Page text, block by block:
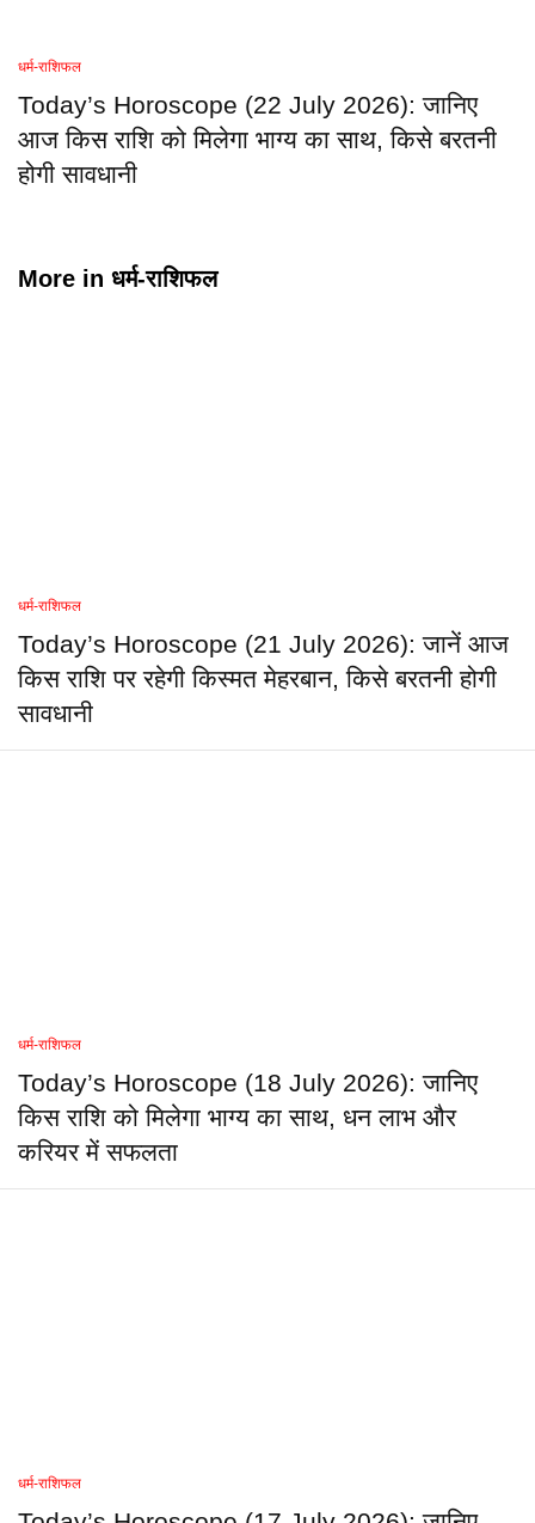
धर्म-राशिफल
Today’s Horoscope (22 July 2026): जानिए
आज किस राशि को मिलेगा भाग्य का साथ, किसे बरतनी
होगी सावधानी
More in धर्म-राशिफल
धर्म-राशिफल
Today’s Horoscope (21 July 2026): जानें आज
किस राशि पर रहेगी किस्मत मेहरबान, किसे बरतनी होगी
सावधानी
धर्म-राशिफल
Today’s Horoscope (18 July 2026): जानिए
किस राशि को मिलेगा भाग्य का साथ, धन लाभ और
करियर में सफलता
धर्म-राशिफल